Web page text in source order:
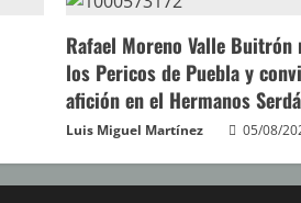
Rafael Moreno Valle Buitrón
los Pericos de Puebla y
afición en el Hermanos
Luis Miguel Martínez 05/08/